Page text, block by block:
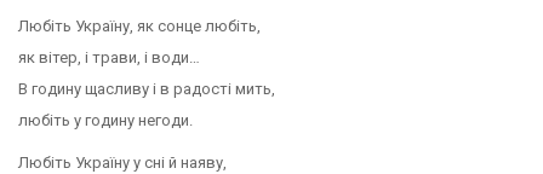
Любіть Україну, як сонце любіть,
як вітер, і трави, і води…
В годину щасливу і в радості мить,
любіть у годину негоди.
Любіть Україну у сні й наяву,